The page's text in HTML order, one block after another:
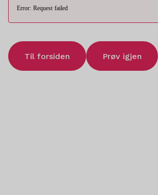
Error: Request failed
Til forsiden Prøv igjen